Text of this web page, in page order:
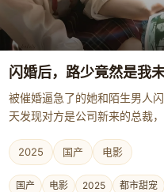
闪婚后，路少竟然是我
被催婚逼急了的她和陌生男人
天发现对方是公司新来的总裁
2025 国产 电影
国产 电影 2025 都市甜宠